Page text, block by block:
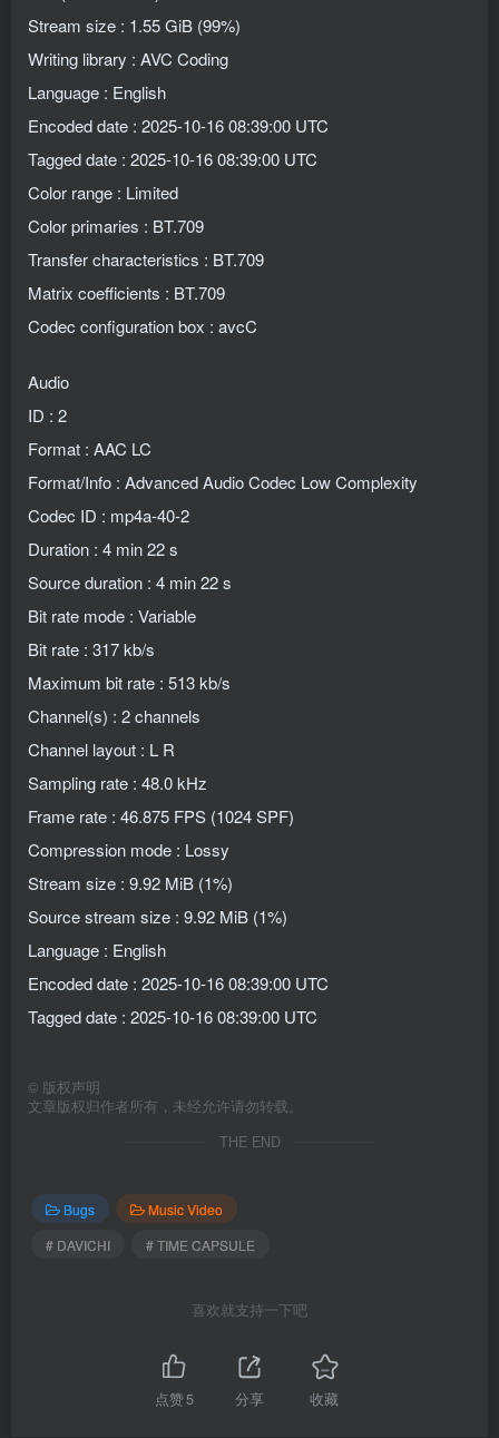
Stream size : 1.55 GiB (99%)
Writing library : AVC Coding
Language : English
Encoded date : 2025-10-16 08:39:00 UTC
Tagged date : 2025-10-16 08:39:00 UTC
Color range : Limited
Color primaries : BT.709
Transfer characteristics : BT.709
Matrix coefficients : BT.709
Codec configuration box : avcC
Audio
ID : 2
Format : AAC LC
Format/Info : Advanced Audio Codec Low Complexity
Codec ID : mp4a-40-2
Duration : 4 min 22 s
Source duration : 4 min 22 s
Bit rate mode : Variable
Bit rate : 317 kb/s
Maximum bit rate : 513 kb/s
Channel(s) : 2 channels
Channel layout : L R
Sampling rate : 48.0 kHz
Frame rate : 46.875 FPS (1024 SPF)
Compression mode : Lossy
Stream size : 9.92 MiB (1%)
Source stream size : 9.92 MiB (1%)
Language : English
Encoded date : 2025-10-16 08:39:00 UTC
Tagged date : 2025-10-16 08:39:00 UTC
© 版权声明
文章版权归作者所有，未经允许请勿转载。
THE END
Bugs
Music Video
# DAVICHI
# TIME CAPSULE
喜欢就支持一下吧
点赞5 分享 收藏